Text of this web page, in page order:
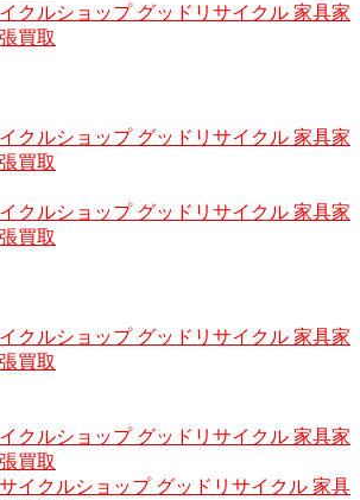
クルショップ グッドリサイクル 家具家
買取
クルショップ グッドリサイクル 家具家
買取
クルショップ グッドリサイクル 家具家
買取
クルショップ グッドリサイクル 家具家
買取
クルショップ グッドリサイクル 家具家
買取
イクルショップ グッドリサイクル 家具